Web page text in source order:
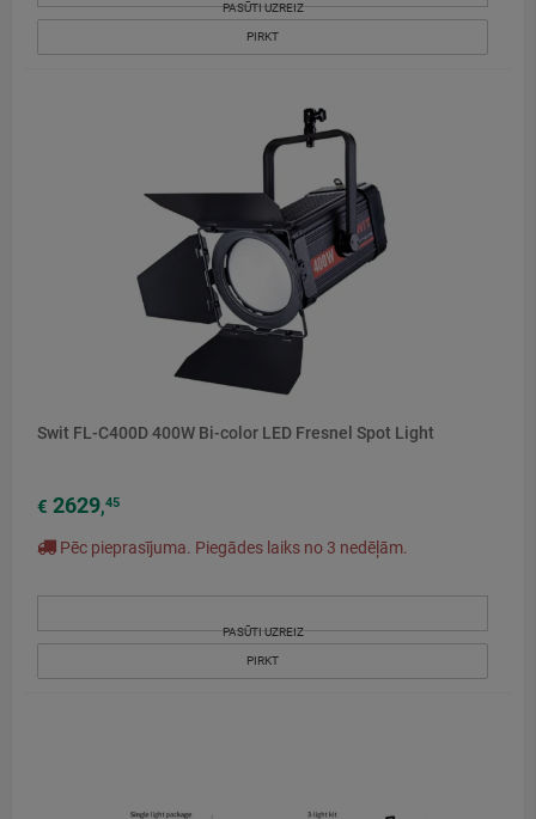
PASŪTI UZREIZ
PIRKT
Swit FL-C400D 400W Bi-color LED Fresnel Spot Light
€ 2629,45
Pēc pieprasījuma. Piegādes laiks no 3 nedēļām.
PASŪTI UZREIZ
PIRKT